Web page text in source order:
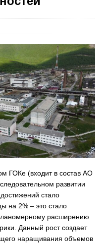
ГОКе (входит в состав АО
развитии
стало
на 2% – это стало
расширению
Данный рост создает
наращивания объемов